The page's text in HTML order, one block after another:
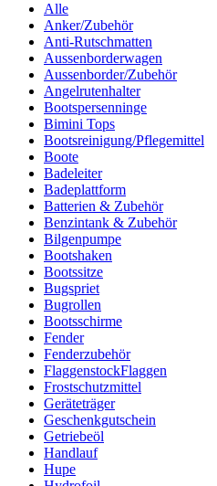
Alle
Anker/Zubehör
Anti-Rutschmatten
Aussenborderwagen
Aussenborder/Zubehör
Angelrutenhalter
Bootspersenninge
Bimini Tops
Bootsreinigung/Pflegemittel
Boote
Badeleiter
Badeplattform
Batterien & Zubehör
Benzintank & Zubehör
Bilgenpumpe
Bootshaken
Bootssitze
Bugspriet
Bugrollen
Bootsschirme
Fender
Fenderzubehör
FlaggenstockFlaggen
Frostschutzmittel
Geräteträger
Geschenkgutschein
Getriebeöl
Handlauf
Hupe